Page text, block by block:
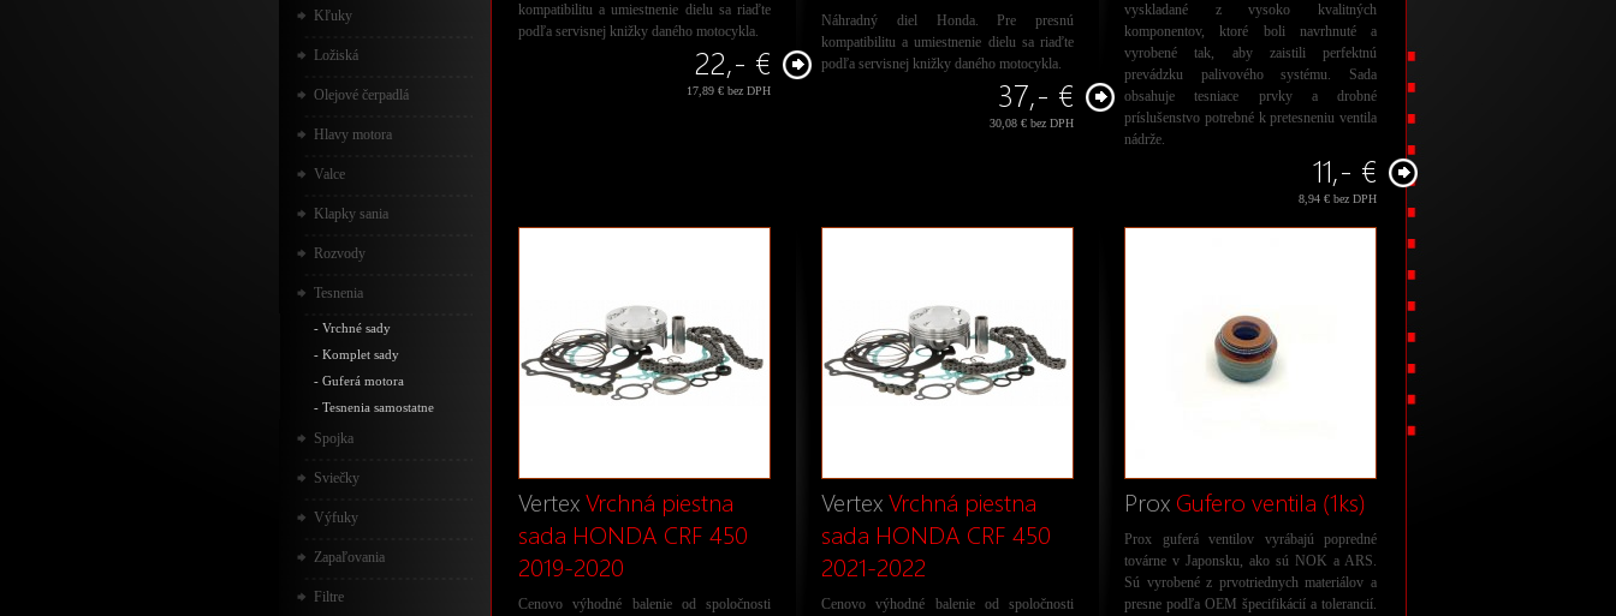
kompatibilitu a umiestnenie dielu sa riaďte
podľa servisnej knižky daného motocykla.
22,- €
17,89 € bez DPH
Náhradný diel Honda. Pre presnú
kompatibilitu a umiestnenie dielu sa riaďte
podľa servisnej knižky daného motocykla.
37,- €
30,08 € bez DPH
vyskladané z vysoko kvalitných
komponentov, ktoré boli navrhnuté a
vyrobené tak, aby zaistili perfektnú
prevádzku palivového systému. Sada
obsahuje tesniace prvky a drobné
príslušenstvo potrebné k pretesneniu ventila
nádrže.
11,- €
8,94 € bez DPH
VertexVrchná piestna
sada HONDA CRF 450
2019-2020
Cenovo výhodné balenie od spoločnosti
VertexVrchná piestna
sada HONDA CRF 450
2021-2022
Cenovo výhodné balenie od spoločnosti
Prox Gufero ventila (1ks)
Prox guferá ventilov vyrábajú popredné
továrne v Japonsku, ako sú NOK a ARS.
Sú vyrobené z prvotriednych materiálov a
presne podľa OEM špecifikácií a tolerancií.
Kľuky
Ložiská
Olejové čerpadlá
Hlavy motora
Valce
Klapky sania
Rozvody
Tesnenia
- Vrchné sady
- Komplet sady
- Guferá motora
- Tesnenia samostatne
Spojka
Sviečky
Výfuky
Zapaľovania
Filtre